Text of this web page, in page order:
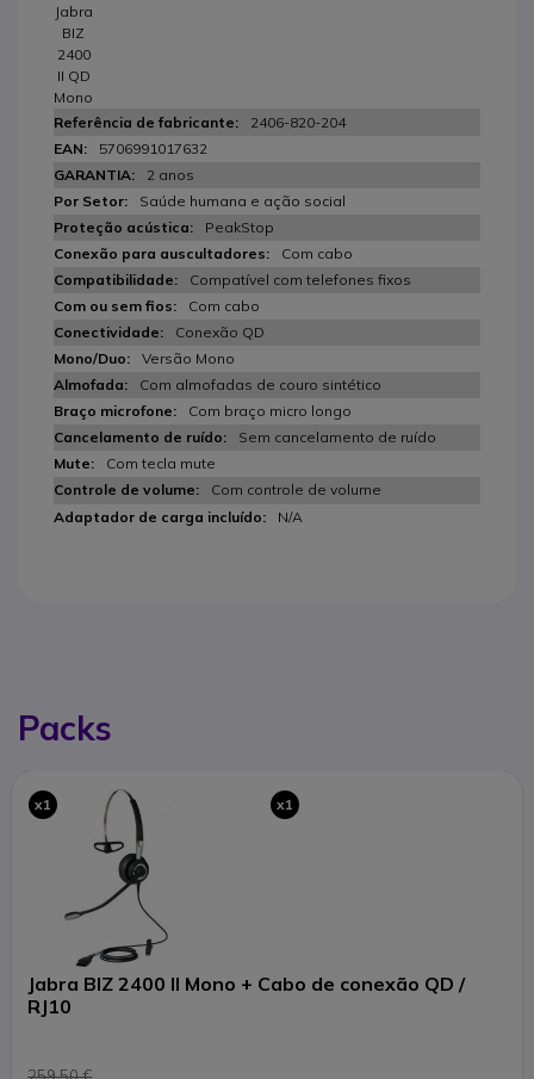
Jabra
BIZ
2400
II QD
Mono
2406-820-204
5706991017632
2 anos
Saúde humana e ação social
PeakStop
Com cabo
Compatível com telefones fixos
Com cabo
Conexão QD
Versão Mono
Com almofadas de couro sintético
Com braço micro longo
Sem cancelamento de ruído
Com tecla mute
Com controle de volume
N/A
Packs
x1 x1
Jabra BIZ 2400 II Mono + Cabo de conexão QD /
RJ10